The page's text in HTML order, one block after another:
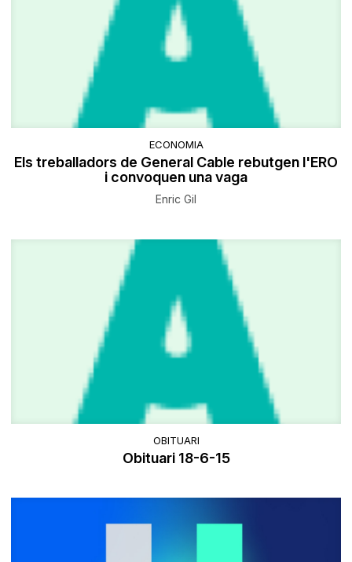
ECONOMIA
Els treballadors de General Cable rebutgen l'ERO
i convoquen una vaga
Enric Gil
OBITUARI
Obituari 18-6-15